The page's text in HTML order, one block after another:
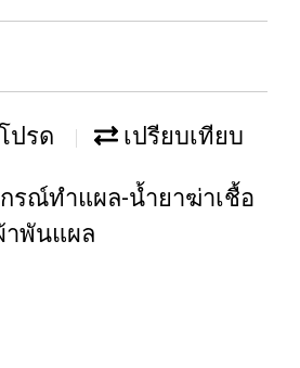
ปรด เปรียบเทียบ
รณ์ทำแผล-น้ำยาฆ่าเชื้อ
าพันแผล